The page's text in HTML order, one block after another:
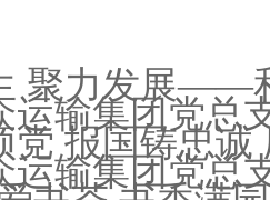
聚力发展——
输集团党总
报国铸忠诚
输集团党总